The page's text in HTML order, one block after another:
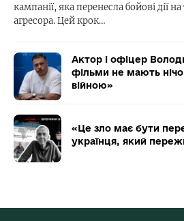
кампанії, яка перенесла бойові дії
агресора. Цей крок…
Актор і офіцер
фільми не мають
війною»
«Це зло має бути
українця, який